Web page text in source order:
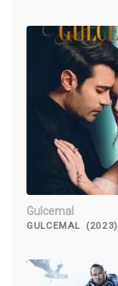
Gulcemal
GULCEMAL (2023)